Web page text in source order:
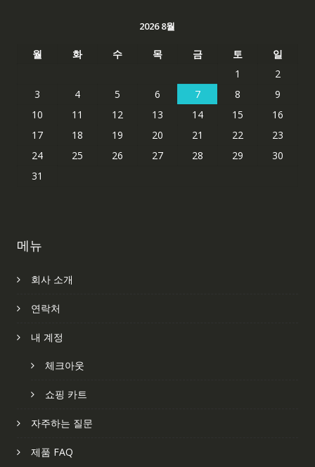
2026 8월
월 화 수 목 금 토
일
1
2
3
4 5 6 7 8
9
10
11 12 13 14 15
16
17
18 19 20 21 22
23
24
25 26 27 28 29
30
31
메뉴
회사 소개
연락처
내 계정
체크아웃
쇼핑 카트
자주하는 질문
제품 FAQ